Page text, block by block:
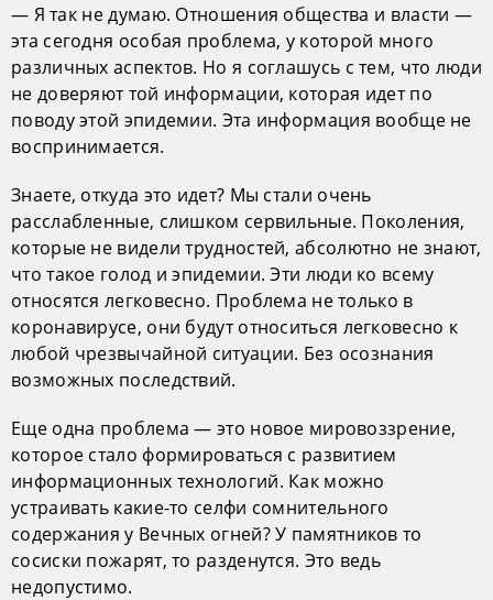
— Я так не думаю. Отношения общества и власти —
эта сегодня особая проблема, у которой много
различных аспектов. Но я соглашусь с тем, что люди
не доверяют той информации, которая идет по
поводу этой эпидемии. Эта информация вообще не
воспринимается.
Знаете, откуда это идет? Мы стали очень
расслабленные, слишком сервильные. Поколения,
которые не видели трудностей, абсолютно не знают,
что такое голод и эпидемии. Эти люди ко всему
относятся легковесно. Проблема не только в
коронавирусе, они будут относиться легковесно к
любой чрезвычайной ситуации. Без осознания
возможных последствий.
Еще одна проблема — это новое мировоззрение,
которое стало формироваться с развитием
информационных технологий. Как можно
устраивать какие-то селфи сомнительного
содержания у Вечных огней? У памятников то
сосиски пожарят, то разденутся. Это ведь
недопустимо.